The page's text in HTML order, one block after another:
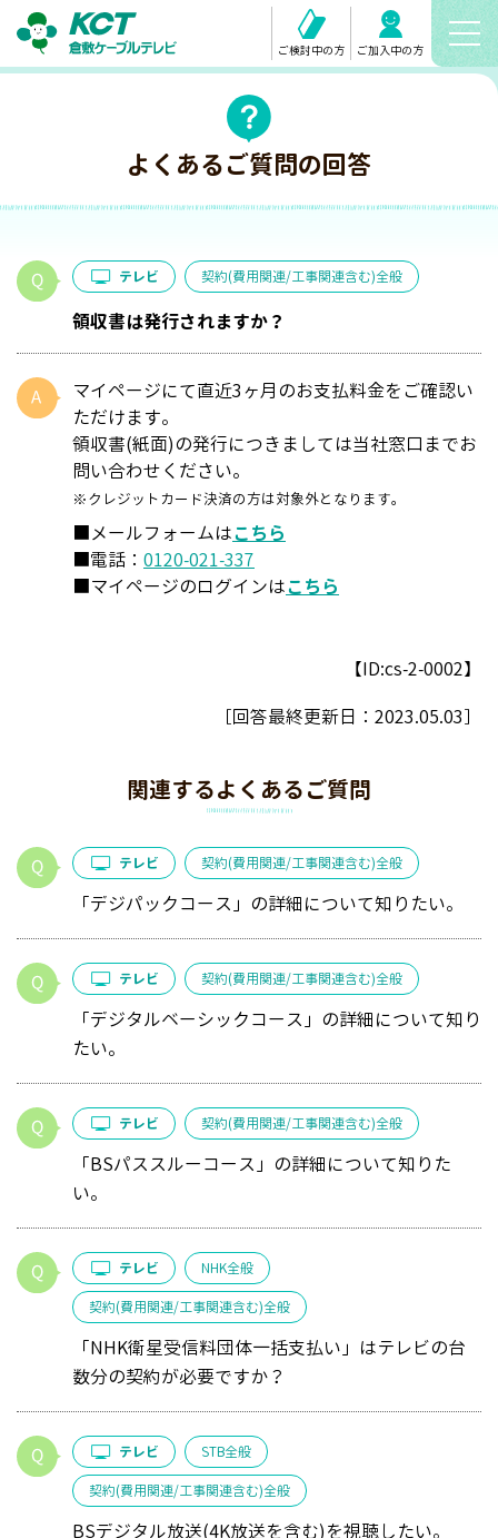
ご検討中の方 ご加入中の方
よくあるご質問の回答
テレビ 契約(費用関連/工事関連含む)全般
領収書は発行されますか？
マイページにて直近3ヶ月のお支払料金をご確認い
ただけます。
領収書(紙面)の発行につきましては当社窓口までお
問い合わせください。
※クレジットカード決済の方は対象外となります。
■メールフォームはこちら
■電話： 0120-021-337
■マイページのログインはこちら
【ID:cs-2-0002】
［回答最終更新日： 2023.05.03］
関連するよくあるご質問
テレビ 契約(費用関連/工事関連含む)全般
「デジパックコース」の詳細について知りたい。
テレビ 契約(費用関連/工事関連含む)全般
「デジタルベーシックコース」の詳細について知り
たい。
テレビ 契約(費用関連/工事関連含む)全般
「BSパススルーコース」の詳細について知りた
い。
テレビ NHK全般
契約(費用関連/工事関連含む)全般
「NHK衛星受信料団体一括支払い」はテレビの台
数分の契約が必要ですか？
テレビ STB全般
契約(費用関連/工事関連含む)全般
BSデジタル放送(4K放送を含む)を視聴したい。